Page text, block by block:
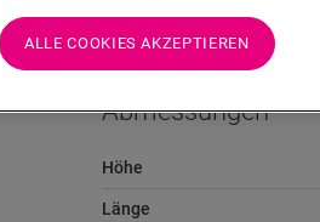
Abmessungen
Höhe
Länge
ALLE COOKIES AKZEPTIEREN